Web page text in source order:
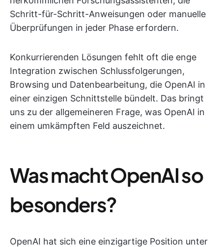
Schritt-für-Schritt-Anweisungen oder manuelle
Überprüfungen in jeder Phase erfordern.
Konkurrierenden Lösungen fehlt oft die enge
Integration zwischen Schlussfolgerungen,
Browsing und Datenbearbeitung, die OpenAI in
einer einzigen Schnittstelle bündelt. Das bringt
uns zu der allgemeineren Frage, was OpenAI in
einem umkämpften Feld auszeichnet.
Was macht OpenAI so
besonders?
OpenAI hat sich eine einzigartige Position unter